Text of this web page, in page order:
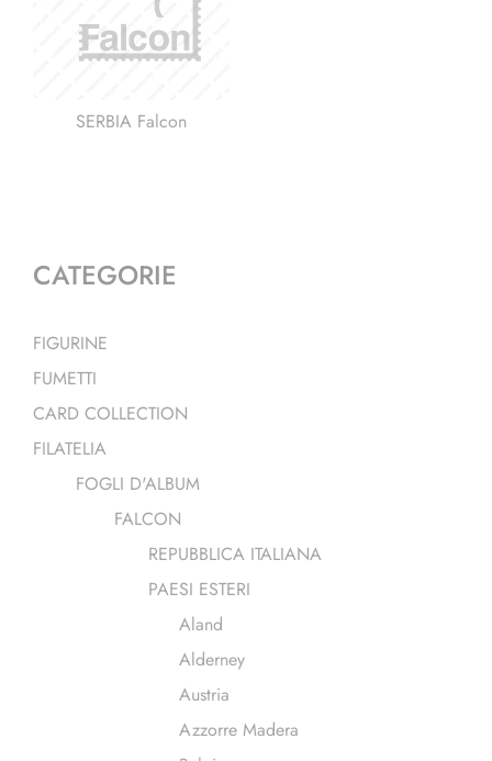
FIERE
CONTATTI
SERBIA Falcon
CATEGORIE
FIGURINE
FUMETTI
CARD COLLECTION
FILATELIA
FOGLI D'ALBUM
FALCON
REPUBBLICA ITALIANA
PAESI ESTERI
Aland
Alderney
Austria
Azzorre Madera